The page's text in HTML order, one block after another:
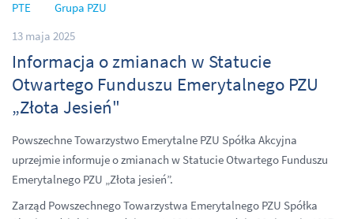
PTE
Grupa PZU
13 maja 2025
Informacja o zmianach w Statucie
Otwartego Funduszu Emerytalnego PZU
„Złota Jesień"
Powszechne Towarzystwo Emerytalne PZU Spółka Akcyjna
uprzejmie informuje o zmianach w Statucie Otwartego Funduszu
Emerytalnego PZU „Złota jesień”.
Zarząd Powszechnego Towarzystwa Emerytalnego PZU Spółka